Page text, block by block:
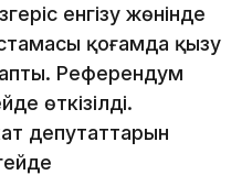
енгізу жөнінде
қоғамда қызу
Референдум
өткізілді.
депутаттарын